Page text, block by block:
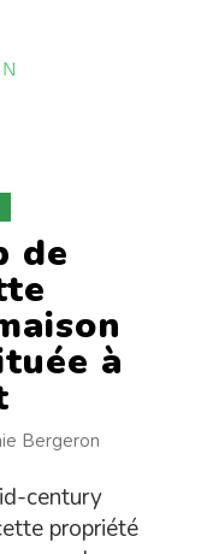
de
à
Bergeron
century
propriété